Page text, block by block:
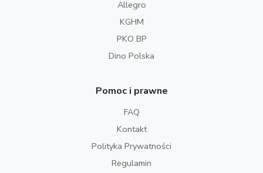
Allegro
KGHM
PKO BP
Dino Polska
Pomoc i prawne
FAQ
Kontakt
Polityka Prywatności
Regulamin